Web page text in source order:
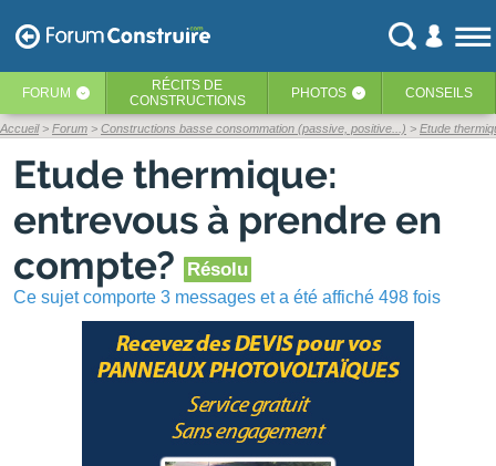
FORUM ‹ RÉCITS DE
CONSTRUCTIONS
PHOTOS ‹ CONSEILS
Accueil Forum Constructions basse consommation (passive, positive...) Etude
Etude thermique:
entrevous à prendre en
compte?
Résolu
Ce sujet comporte 3 messages et a été affiché 498 fois